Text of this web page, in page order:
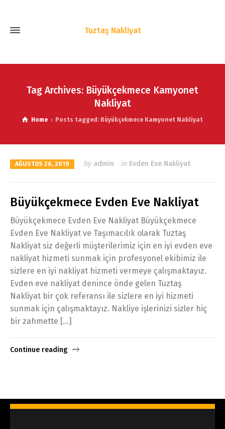
Tuztaş Nakliyat
Tag Archives: Büyükçekmece Kamyonet
Nakliyat
Home Posts tagged: Büyükçekmece Kamyonet Nakliyat
AĞUSTOS 26, 2019 by admin in Evden Eve Nakliyat
Büyükçekmece Evden Eve Nakliyat
Büyükçekmece Evden Eve Nakliyat Büyükçekmece
Evden Eve Nakliyat ve Taşımacılık olarak Tuztaş
Nakliyat siz değerli müşterilerimiz için en iyi evden eve
nakliyat hizmeti sunmak için profesyonel ekibimiz ile
sizlere en iyi nakliyat hizmeti vermeye çalışmaktayız.
Evden eve nakliyat denince önde gelen Tuztaş
Nakliyat bir çok referansı ile sizlere en iyi hizmeti
sunmak için çalışmaktayız. Nakliye işlerinizi sizler hiç
bir zahmette […]
Continue reading